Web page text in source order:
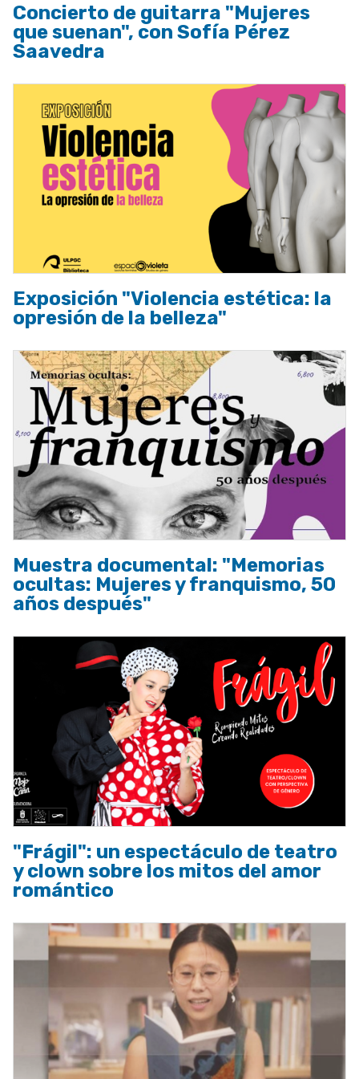
Concierto de guitarra "Mujeres
que suenan", con Sofía Pérez
Saavedra
Exposición "Violencia estética: la
opresión de la belleza"
Muestra documental: "Memorias
ocultas: Mujeres y franquismo, 50
años después"
"Frágil": un espectáculo de teatro
y clown sobre los mitos del amor
romántico